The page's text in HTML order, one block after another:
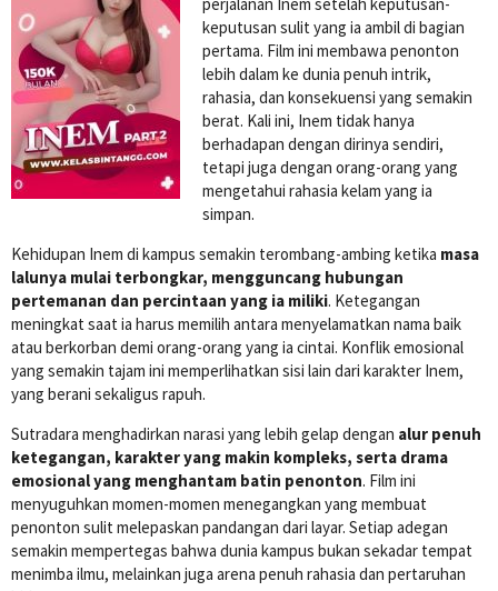
keputusan sulit yang ia ambil di bagian
pertama. Film ini membawa penonton
lebih dalam ke dunia penuh intrik,
rahasia, dan konsekuensi yang semakin
berat. Kali ini, Inem tidak hanya
berhadapan dengan dirinya sendiri,
tetapi juga dengan orang-orang yang
mengetahui rahasia kelam yang ia
simpan.
Kehidupan Inem di kampus semakin terombang-ambing ketika masa
lalunya mulai terbongkar, mengguncang hubungan
pertemanan dan percintaan yang ia miliki. Ketegangan
meningkat saat ia harus memilih antara menyelamatkan nama baik
atau berkorban demi orang-orang yang ia cintai. Konflik emosional
yang semakin tajam ini memperlihatkan sisi lain dari karakter Inem,
yang berani sekaligus rapuh.
Sutradara menghadirkan narasi yang lebih gelap dengan alur penuh
ketegangan, karakter yang makin kompleks, serta drama
emosional yang menghantam batin penonton. Film ini
menyuguhkan momen-momen menegangkan yang membuat
penonton sulit melepaskan pandangan dari layar. Setiap adegan
semakin mempertegas bahwa dunia kampus bukan sekadar tempat
menimba ilmu, melainkan juga arena penuh rahasia dan pertaruhan